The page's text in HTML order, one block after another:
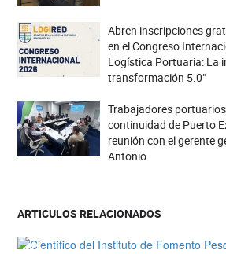
Abren inscripciones
en el Congreso
Logística Portuaria: La
transformación 5.0"
Trabajadores
continuidad de Puerto
reunión con el gerente
Antonio
ARTICULOS RELACIONADOS